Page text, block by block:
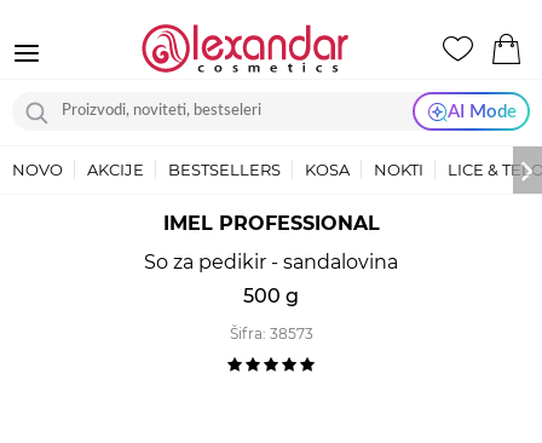
AI Mode
NOVO AKCIJE BESTSELLERS KOSA NOKTI LICE &
IMEL PROFESSIONAL
So za pedikir - sandalovina
500 g
Šifra: 38573